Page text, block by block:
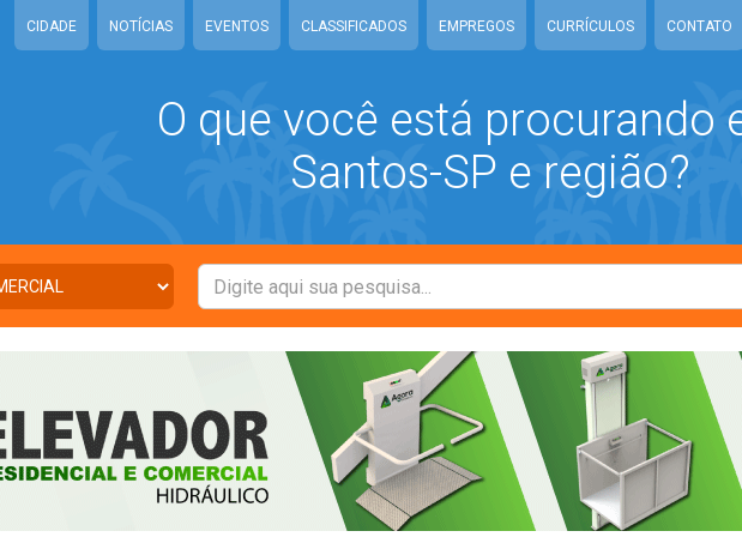
CIDADE NOTÍCIAS EVENTOS CLASSIFICADOS EMPREGOS CURRÍCULOS CONTATO
O que você está procurando
Santos-SP e região?